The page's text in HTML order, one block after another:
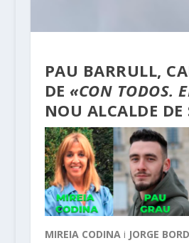
PAU BARRULL,
DE «CON TODOS.
NOU ALCALDE DE
MIREIA CODINA i JORGE